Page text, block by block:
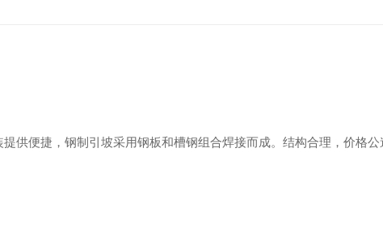
供便捷，钢制引坡采用钢板和槽钢组合焊接而成。结构合理，价格公